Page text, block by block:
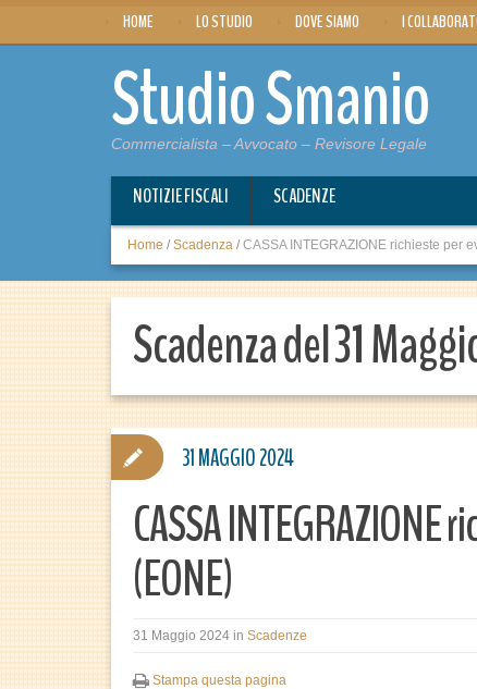
HOME LO STUDIO DOVE SIAMO I
Studio Smanio
Commercialista – Avvocato – Revisore Legale
NOTIZIE FISCALI SCADENZE
Home / Scadenza / CASSA INTEGRAZIONE richieste per
Scadenza del 31
CASSA
(EONE)
31 Maggio 2024 in Scadenze
Stampa questa pagina
31 MAGGIO 2024